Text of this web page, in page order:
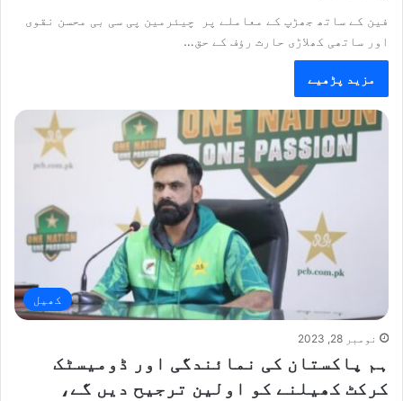
فین کے ساتھ جھڑپ کے معاملے پر چیئرمین پی سی بی محسن نقوی
اور ساتھی کھلاڑی حارث رؤف کے حق…
مزید پڑھیے
کھیل
نومبر 28, 2023
ہم پاکستان کی نمائندگی اور ڈومیسٹک
کرکٹ کھیلنے کو اولین ترجیح دیں گے،